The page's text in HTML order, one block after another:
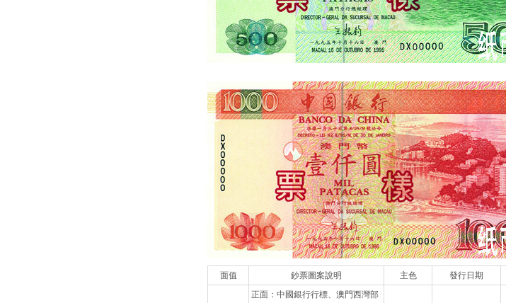
面值 鈔票圖案說明 主色 發行日期
正面：中國銀行行標、澳門西灣部